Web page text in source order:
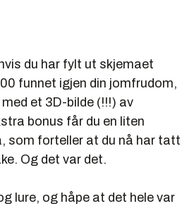
du har fylt ut skjemaet
funnet igjen din jomfrudom,
et 3D-bilde (!!!) av
bonus får du en liten
som forteller at du nå har tatt
Og det var det.
lure, og håpe at det hele var